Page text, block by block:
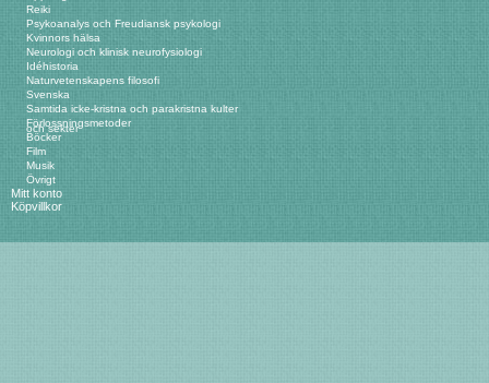
Reiki
Psykoanalys och Freudiansk psykologi
Kvinnors hälsa
Neurologi och klinisk neurofysiologi
Idéhistoria
Naturvetenskapens filosofi
Svenska
Samtida icke-kristna och parakristna kulter
och sekter
Förlossningsmetoder
Böcker
Film
Musik
Övrigt
Mitt konto
Köpvillkor